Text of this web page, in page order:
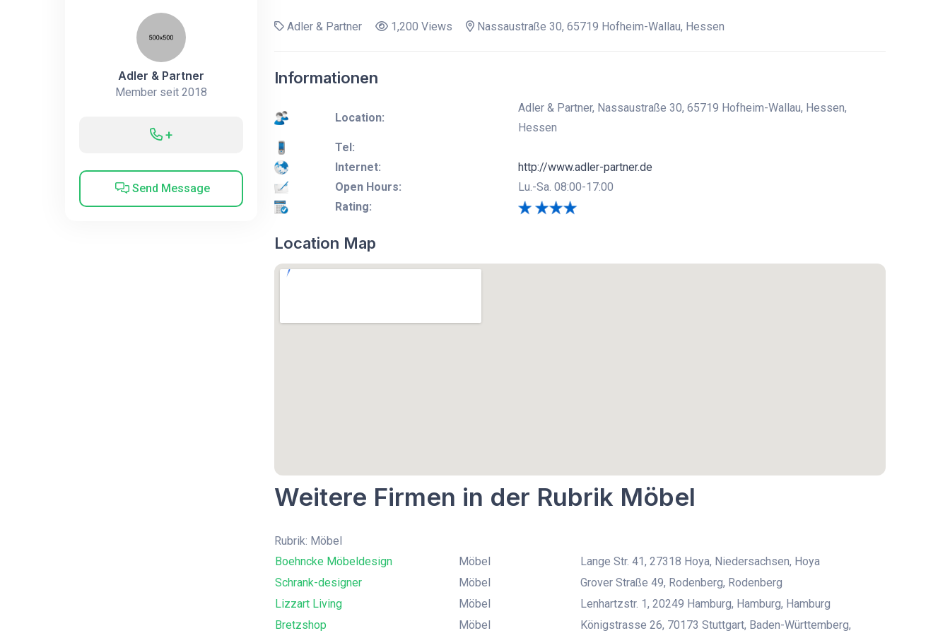
Adler & Partner
Member seit 2018
+
Send Message
Adler & Partner 1,200 Views Nassaustraße 30, 65719 Hofheim-Wallau, Hessen
Informationen
Location:
Adler & Partner, Nassaustraße 30, 65719 Hofheim-Wallau, Hessen,
Hessen
Tel:
Internet:
http://www.adler-partner.de
Open Hours:
Lu.-Sa. 08:00-17:00
Rating:
Location Map
Weitere Firmen in der Rubrik Möbel
Rubrik: Möbel
Boehncke Möbeldesign
Möbel
Lange Str. 41, 27318 Hoya, Niedersachsen, Hoya
Schrank-designer
Möbel
Grover Straße 49, Rodenberg, Rodenberg
Lizzart Living
Möbel
Lenhartzstr. 1, 20249 Hamburg, Hamburg, Hamburg
Bretzshop
Möbel Königstrasse 26, 70173 Stuttgart, Baden-Württemberg,